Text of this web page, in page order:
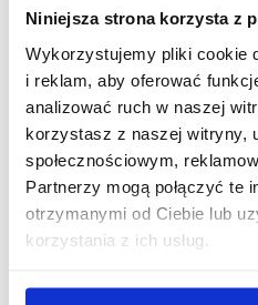
Niniejsza strona korzysta z
Wykorzystujemy pliki cookie
i reklam, aby oferować
analizować ruch w naszej
korzystasz z naszej witryny,
społecznościowym,
Partnerzy mogą połączyć te
otrzymanymi od Ciebie lub
korzystania z ich usług.
Czechy –
pracowników
Aktualności Marcin Szmandra
Czeska Inspekcja Pracy
opublikowała informację,